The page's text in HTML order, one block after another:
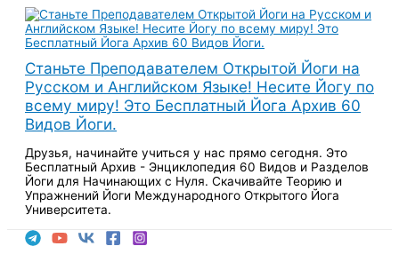
Перейти
содержимому
Станьте Преподавателем Открытой Йоги на
Русском и Английском Языке! Несите Йогу по
всему миру! Это Бесплатный Йога Архив 60
Видов Йоги.
Друзья, начинайте учиться у нас прямо сегодня. Это
Бесплатный Архив - Энциклопедия 60 Видов и Разделов
Йоги для Начинающих с Нуля. Скачивайте Теорию и
Упражнений Йоги Международного Открытого Йога
Университета.